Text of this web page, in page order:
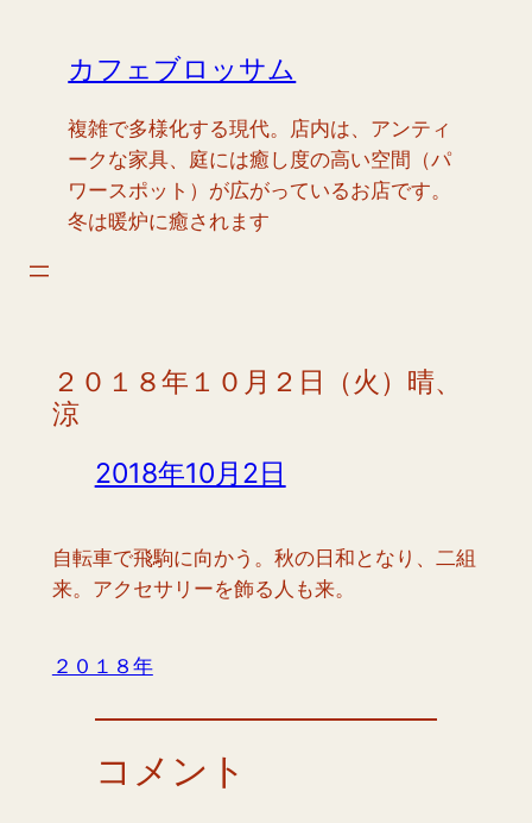
カフェブロッサム
複雑で多様化する現代。店内は、アンティ
ークな家具、庭には癒し度の高い空間（パ
ワースポット）が広がっているお店です。
冬は暖炉に癒されます
２０１８年１０月２日（火）晴、
涼
2018年10月2日
自転車で飛駒に向かう。秋の日和となり、二組
来。アクセサリーを飾る人も来。
２０１８年
コメント